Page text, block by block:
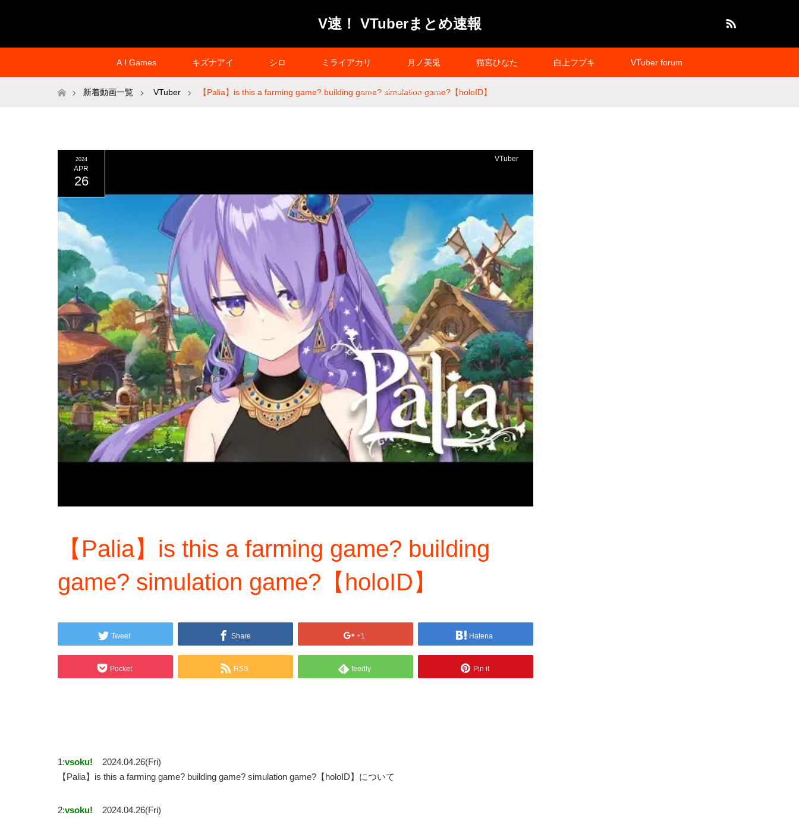
V速！ VTuberまとめ速報
A.I.Games キズナアイ シロ ミライアカリ 月ノ美兎 猫宮ひなた 白上フブキ VTuber forum
プライバシーポリシー
ホーム新着動画一覧 VTuber 【Palia】is this a farming game? building game? simulation game?【holoID】
2024
APR
26
VTuber
【Palia】is this a farming game? building
game? simulation game?【holoID】
Tweet Share +1 Hatena
Pocket RSS feedly Pin it
1:vsoku!
2024.04.26(Fri)
【Palia】is this a farming game? building game? simulation game?【holoID】について
2:vsoku! 2024.04.26(Fri)